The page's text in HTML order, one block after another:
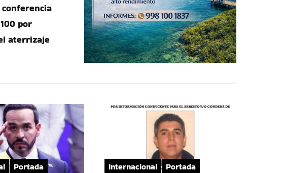
por
aterrizaje
Portada Internacional Portada